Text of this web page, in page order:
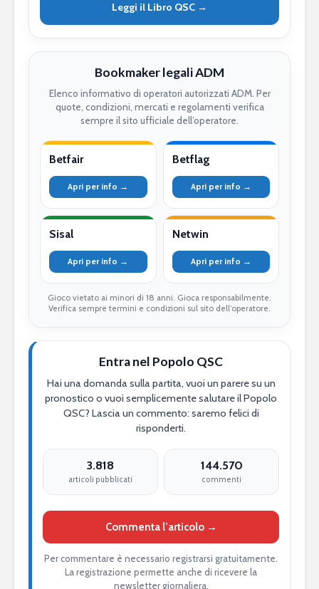
Leggi il Libro QSC →
Bookmaker legali ADM
Elenco informativo di operatori autorizzati ADM. Per
quote, condizioni, mercati e regolamenti verifica
sempre il sito ufficiale dell’operatore.
Betfair
Apri per info →
Betflag
Apri per info →
Sisal
Apri per info →
Netwin
Apri per info →
Gioco vietato ai minori di 18 anni. Gioca responsabilmente.
Verifica sempre termini e condizioni sul sito dell’operatore.
Entra nel Popolo QSC
Hai una domanda sulla partita, vuoi un parere su un
pronostico o vuoi semplicemente salutare il Popolo
QSC? Lascia un commento: saremo felici di
risponderti.
3.818
articoli pubblicati
144.570
commenti
Commenta l’articolo →
Per commentare è necessario registrarsi gratuitamente.
La registrazione permette anche di ricevere la
newsletter giornaliera.